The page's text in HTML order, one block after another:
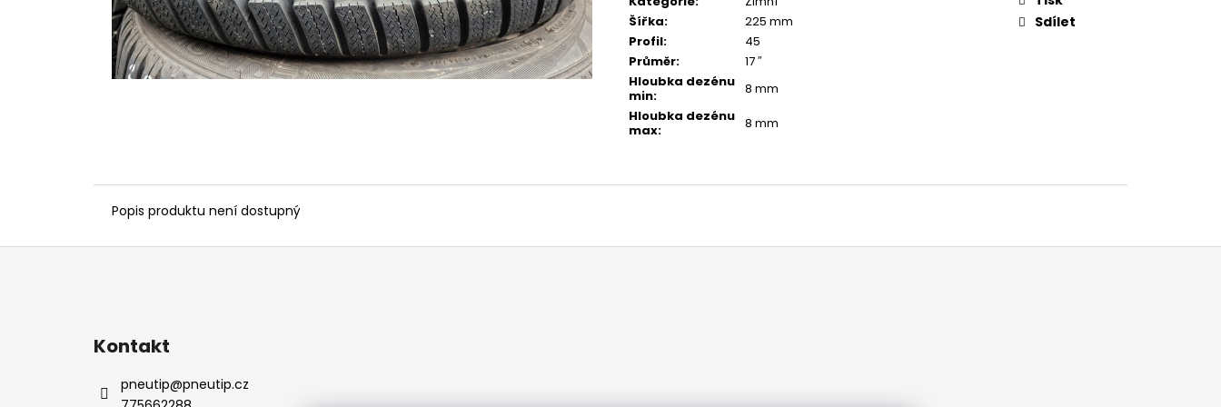
Šířka:
225 mm
Profil:
45
Průměr:
17 ″
Hloubka dezénu
min:
8 mm
Hloubka dezénu
max: 8 mm
Sdílet
Popis produktu není dostupný
Z
Kontakt
pneutip@pneutip.cz